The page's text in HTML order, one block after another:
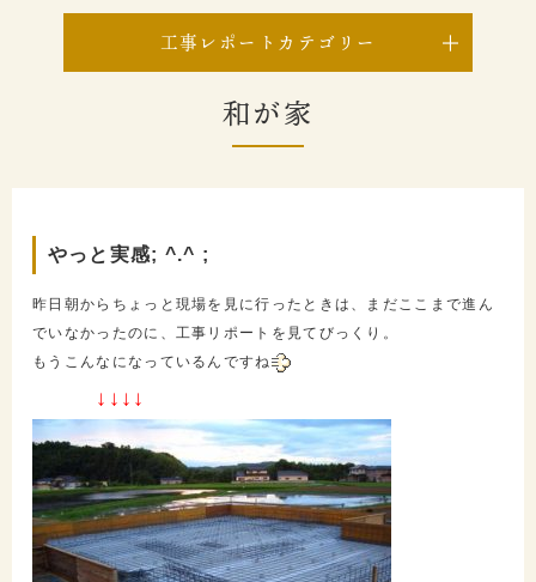
工事レポートカテゴリー
和が家
やっと実感; ^.^ ;
昨日朝からちょっと現場を見に行ったときは、まだここまで進ん
でいなかったのに、工事リポートを見てびっくり。
もうこんなになっているんですね
↓↓↓↓